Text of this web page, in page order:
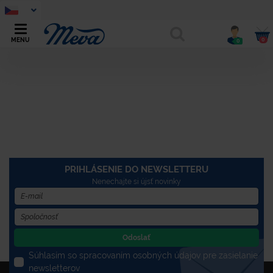
MENU 0 0
PRIHLÁSENIE DO NEWSLETTERU
Nenechajte si újsť novinky
Odoslať
Súhlasím so spracovaním osobných údajov pre zasielanie
newsletterov